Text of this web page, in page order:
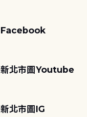
Facebook
新北市圖Youtube
新北市圖IG